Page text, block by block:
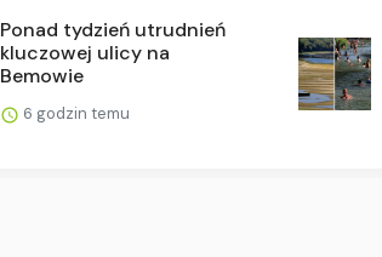
Ponad tydzień utrudnień
kluczowej ulicy na
Bemowie
6 godzin temu